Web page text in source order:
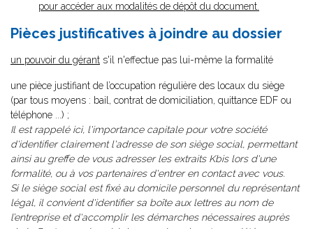
pour accéder aux modalités de dépôt du document.
Pièces justificatives à joindre au dossier
un pouvoir du gérant s'il n'effectue pas lui-même la formalité
une pièce justifiant de l’occupation régulière des locaux du siège
(par tous moyens : bail, contrat de domiciliation, quittance EDF ou
téléphone ...) ;
Il est rappelé ici, l'importance capitale pour votre société
d'identifier clairement l'adresse de son siège social, permettant
ainsi au greffe de vous adresser les extraits Kbis lors d'une
formalité, ou à vos partenaires d'entrer en contact avec vous.
Si le siège social est fixé au domicile personnel du représentant
légal, il convient d'identifier sa boîte aux lettres au nom de
l’entreprise et d'accomplir les démarches nécessaires auprès